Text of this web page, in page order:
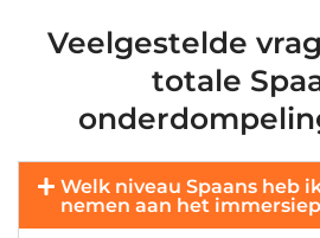
Veelgestelde
totale
Welk niveau Spaans heb
nemen aan het